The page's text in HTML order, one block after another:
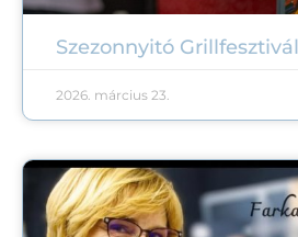
Szezonnyitó Grillfesztivál
2026. március 23.